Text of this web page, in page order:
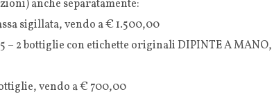
anche separatamente:
sigillata, vendo a € 1.500,00
– 2 bottiglie con etichette originali DIPINTE A MANO,
vendo a € 700,00